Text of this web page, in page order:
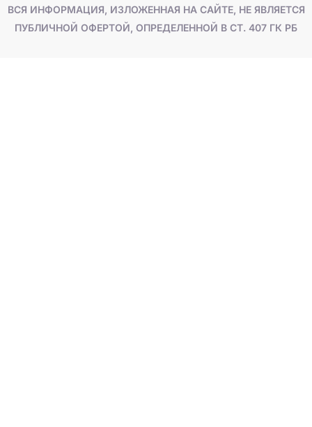
ВСЯ ИНФОРМАЦИЯ, ИЗЛОЖЕННАЯ НА САЙТЕ, НЕ ЯВЛЯЕТСЯ
ПУБЛИЧНОЙ ОФЕРТОЙ, ОПРЕДЕЛЕННОЙ В СТ. 407 ГК РБ